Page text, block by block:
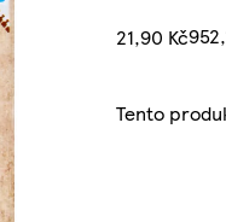
21,90 Kč
Tento